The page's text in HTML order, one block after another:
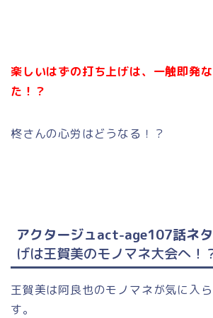
楽しいはずの打ち上げは、一触即発
た！？
柊さんの心労はどうなる！？
アクタージュact-age107話ネ
げは王賀美のモノマネ大会へ！
王賀美は阿良也のモノマネが気に入
す。